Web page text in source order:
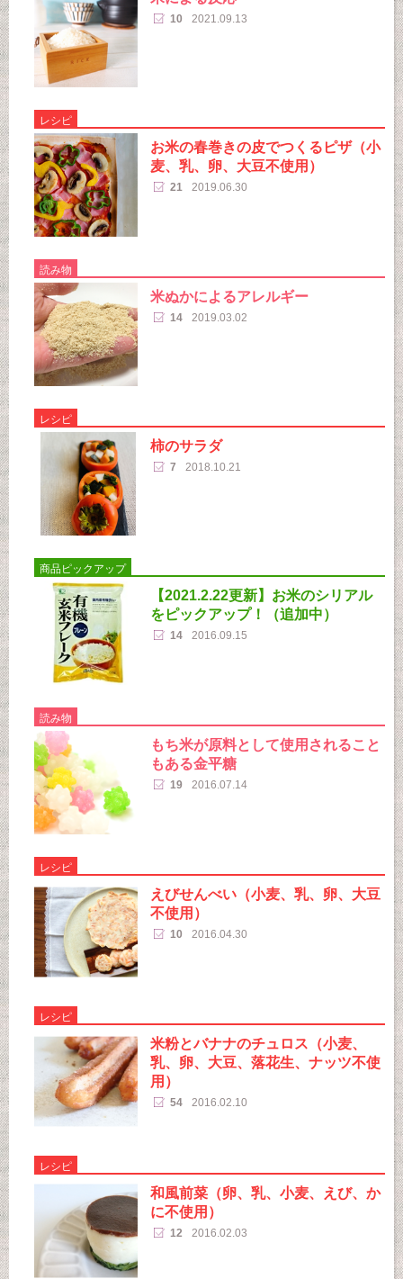
10 2021.09.13
レシピ
お米の春巻きの皮でつくるピザ（小
麦、乳、卵、大豆不使用）
21 2019.06.30
読み物
米ぬかによるアレルギー
14 2019.03.02
レシピ
柿のサラダ
7 2018.10.21
商品ピックアップ
【2021.2.22更新】お米のシリアル
をピックアップ！（追加中）
14 2016.09.15
読み物
もち米が原料として使用されること
もある金平糖
19 2016.07.14
レシピ
えびせんべい（小麦、乳、卵、大豆
不使用）
10 2016.04.30
レシピ
米粉とバナナのチュロス（小麦、
乳、卵、大豆、落花生、ナッツ不使
用）
54 2016.02.10
レシピ
和風前菜（卵、乳、小麦、えび、か
に不使用）
12 2016.02.03